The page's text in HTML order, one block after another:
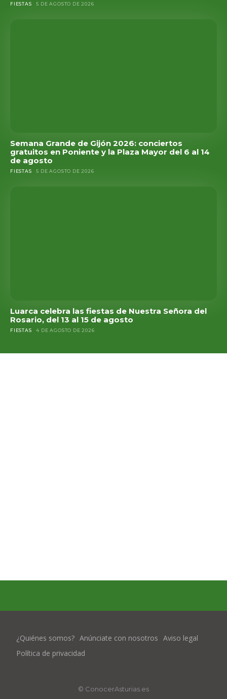
FIESTAS 5 DE AGOSTO DE 2026
Semana Grande de Gijón 2026: conciertos
gratuitos en Poniente y la Plaza Mayor del 6 al 14
de agosto
FIESTAS 5 DE AGOSTO DE 2026
Luarca celebra las fiestas de Nuestra Señora del
Rosario, del 13 al 15 de agosto
FIESTAS 4 DE AGOSTO DE 2026
¿Quiénes somos? Anúnciate con nosotros Aviso legal
Política de privacidad
© ConocerAsturias.es